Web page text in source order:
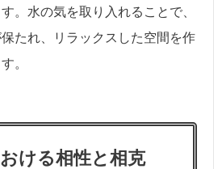
。水の気を取り入れることで、
たれ、リラックスした空間を作
。
ける相性と相克